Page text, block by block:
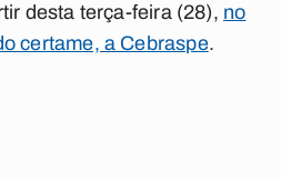
desta terça-feira (28), no
certame, a Cebraspe.